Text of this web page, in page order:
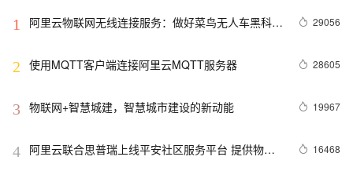
1
阿里云物联网无线连接服务：做好菜鸟无人车黑科技
29056
2 使用MQTT客户端连接阿里云MQTT服务器 28605
3 物联网+智慧城建，智慧城市建设的新动能 19967
4 阿里云联合思普瑞上线平安社区服务平台 提供物联
16468